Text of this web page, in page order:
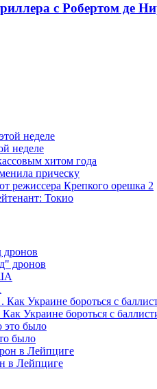
с Робертом де
неделе
хитом года
прическу
режиссера Крепкого орешка 2
Токио
дронов
Украине бороться с
было
в Лейпциге